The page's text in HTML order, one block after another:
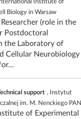
Institute of
Biology in Warsaw
(role in the
Postdoctoral
the Laboratory of
Cellular Neurobiology
support , Instytut
im. M. Nenckiego PAN
of Experimental